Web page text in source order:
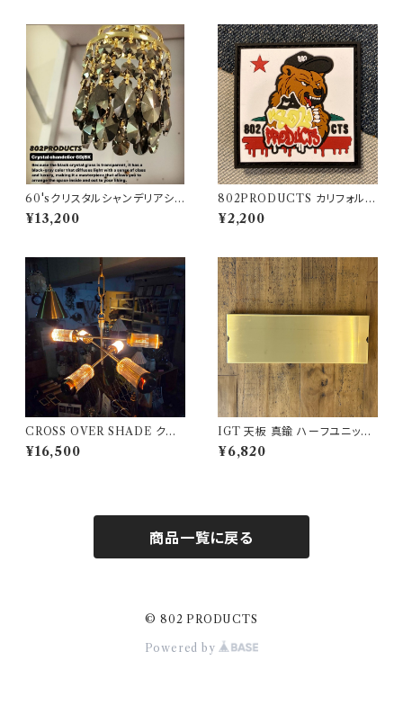
60'sクリスタルシャンデリアシェ
ード ブラックゴールド【 802PR
ODUCTS 】ゴールゼロ ミヤビ
¥13,200
802PRODUCTS カリフォルニ
アベア ラバーワッペン
¥2,200
CROSS OVER SHADE クロ
スオーバーシェード 802PROD
UCTS 真鍮 BRASS
¥16,500
IGT 天板 真鍮 ハーフユニット
【 無地 】アイアングリルテーブル
Snow Peak スノーピーク
¥6,820
商品一覧に戻る
© 802 PRODUCTS
Powered by